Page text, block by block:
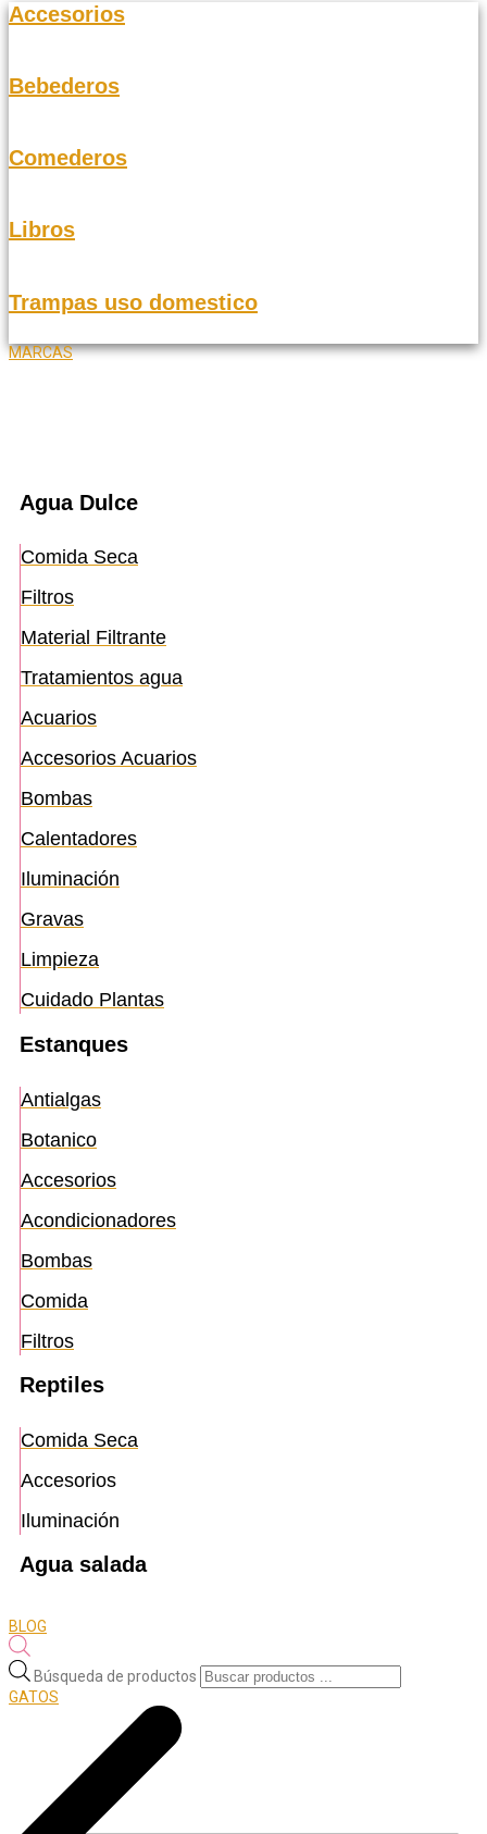
Accesorios
Bebederos
Comederos
Libros
Trampas uso domestico
MARCAS
Agua Dulce
Comida Seca
Filtros
Material Filtrante
Tratamientos agua
Acuarios
Accesorios Acuarios
Bombas
Calentadores
Iluminación
Gravas
Limpieza
Cuidado Plantas
Estanques
Antialgas
Botanico
Accesorios
Acondicionadores
Bombas
Comida
Filtros
Reptiles
Comida Seca
Accesorios
Iluminación
Agua salada
BLOG
Búsqueda de productos
GATOS